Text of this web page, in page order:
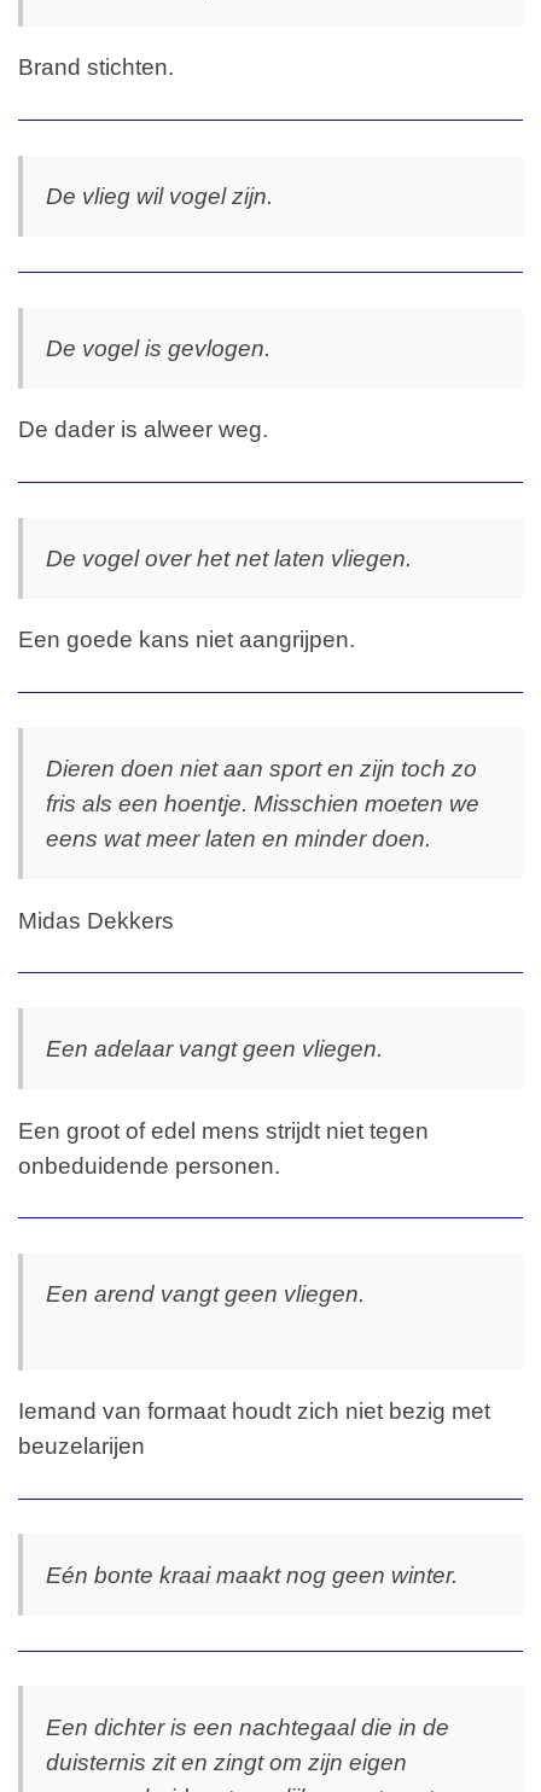
Brand stichten.
De vlieg wil vogel zijn.
De vogel is gevlogen.
De dader is alweer weg.
De vogel over het net laten vliegen.
Een goede kans niet aangrijpen.
Dieren doen niet aan sport en zijn toch zo
fris als een hoentje. Misschien moeten we
eens wat meer laten en minder doen.
Midas Dekkers
Een adelaar vangt geen vliegen.
Een groot of edel mens strijdt niet tegen
onbeduidende personen.
Een arend vangt geen vliegen.
Iemand van formaat houdt zich niet bezig met
beuzelarijen
Eén bonte kraai maakt nog geen winter.
Een dichter is een nachtegaal die in de
duisternis zit en zingt om zijn eigen